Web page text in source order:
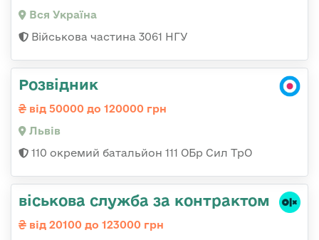
Вся Україна
Військова частина 3061 НГУ
Розвідник
від 50000 до 120000 грн
Львів
110 окремий батальйон 111 ОБр Сил ТрО
віськова служба за контрактом
від 20100 до 123000 грн